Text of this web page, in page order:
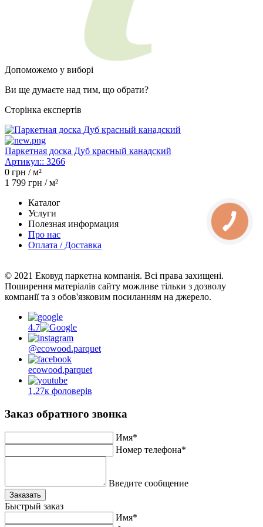
Допоможемо у виборі
Ви ще думаєте над тим, що обрати?
Сторінка експертів
Паркетная доска Дуб красный канадский
Артикул:: 3266
0 грн / м²
1 799 грн / м²
Каталог
Услуги
Полезная информация
Про нас
Оплата / Доставка
© 2021 Ековуд паркетна компанія. Всі права захищені.
Поширення матеріалів сайту можливе тільки з дозволу
компанії та з обов'язковим посиланням на джерело.
4.7
@ecowood.parquet
ecowood.parquet
1,27к фоловерів
Заказ обратного звонка
Имя*
Номер телефона*
Введите сообщение
Заказать
Быстрый заказ
Имя*